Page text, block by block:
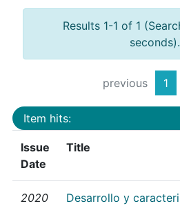
Results 1-1 of 1
seconds).
previous 1
Item hits:
Issue
Date
Title
2020
Desarrollo y